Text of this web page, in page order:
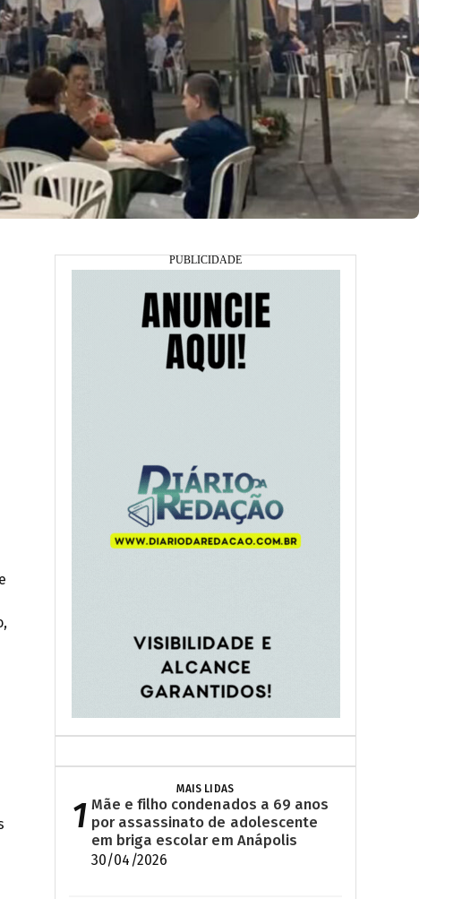
São Francisco, bairro Jundiaí em Anápolis (Foto: Reprodução)
MAIS LIDAS
1 Mãe e filho condenados a 69 anos
por assassinato de adolescente
em briga escolar em Anápolis
30/04/2026